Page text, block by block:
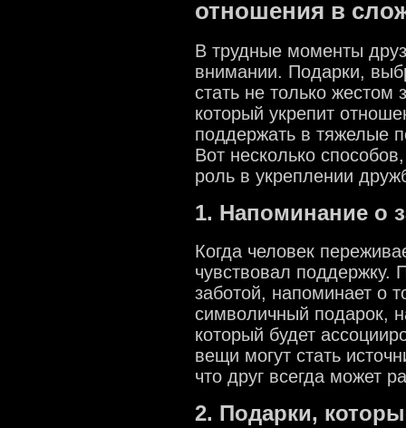
отношения в
В трудные моменты
внимании. Подарки,
стать не только
который укрепит
поддержать в тяжелые
Вот несколько
роль в укреплении
1. Напоминание о
Когда человек
чувствовал
заботой, напоминает о
символичный подарок,
который будет
вещи могут стать
что друг всегда может
2. Подарки,